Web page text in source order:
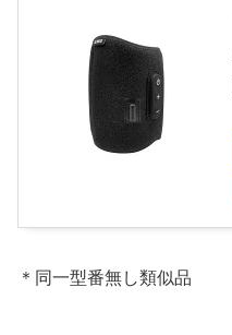
＊同一型番無し類似品